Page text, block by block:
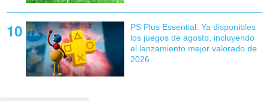
PS Plus Essential: Ya disponibles
los juegos de agosto, incluyendo
el lanzamiento mejor valorado de
2026